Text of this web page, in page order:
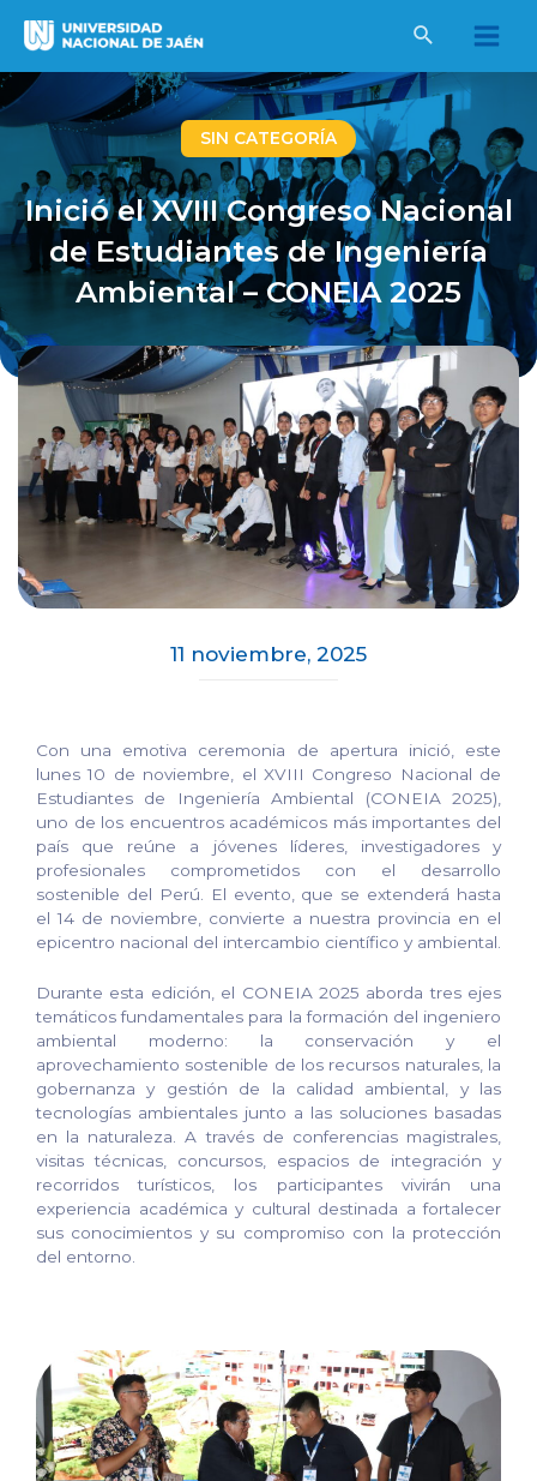
Main
SIN CATEGORÍA
Inició el XVIII Congreso Nacional
de Estudiantes de Ingeniería
Ambiental – CONEIA 2025
11 noviembre, 2025
Con una emotiva ceremonia de apertura inició, este
lunes 10 de noviembre, el XVIII Congreso Nacional de
Estudiantes de Ingeniería Ambiental (CONEIA 2025),
uno de los encuentros académicos más importantes del
país que reúne a jóvenes líderes, investigadores y
profesionales comprometidos con el desarrollo
sostenible del Perú. El evento, que se extenderá hasta
el 14 de noviembre, convierte a nuestra provincia en el
epicentro nacional del intercambio científico y ambiental.
Durante esta edición, el CONEIA 2025 aborda tres ejes
temáticos fundamentales para la formación del ingeniero
ambiental moderno: la conservación y el
aprovechamiento sostenible de los recursos naturales, la
gobernanza y gestión de la calidad ambiental, y las
tecnologías ambientales junto a las soluciones basadas
en la naturaleza. A través de conferencias magistrales,
visitas técnicas, concursos, espacios de integración y
recorridos turísticos, los participantes vivirán una
experiencia académica y cultural destinada a fortalecer
sus conocimientos y su compromiso con la protección
del entorno.